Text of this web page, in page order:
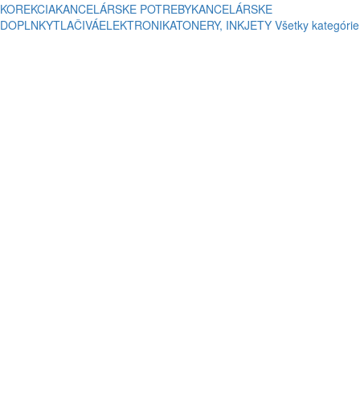
KOREKCIAKANCELÁRSKE POTREBYKANCELÁRSKE
DOPLNKYTLAČIVÁELEKTRONIKATONERY, INKJETY Všetky kategórie